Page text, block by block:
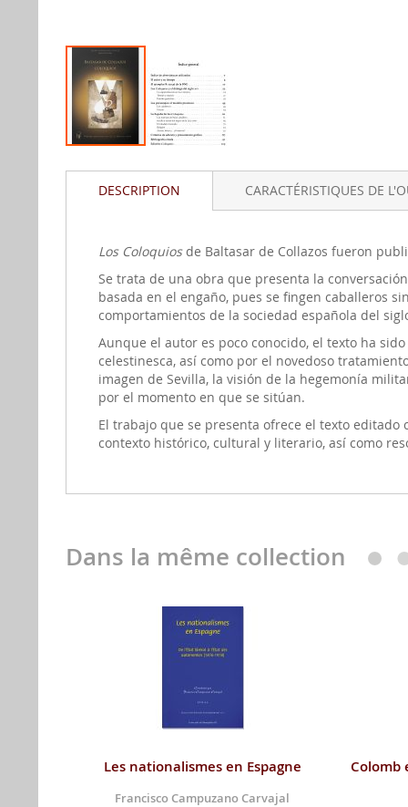
au
début
gallerie
DESCRIPTION
Los Coloquiosde Baltasar de Collazos fueron
Se trata de una obra que presenta la
basada en el engaño, pues se fingen caballeros
comportamientos de la sociedad española del
Aunque el autor es poco conocido, el texto ha
celestinesca, así como por el novedoso
imagen de Sevilla, la visión de la hegemonía
por el momento en que se sitúan.
El trabajo que se presenta ofrece el texto
contexto histórico, cultural y literario, así como
CARACTÉRISTIQUES DE
Dans la même collection
Les nationalismes en Espagne
Francisco Campuzano Carvajal
Colomb